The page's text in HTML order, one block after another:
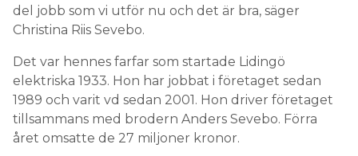
del jobb som vi utför nu och det är bra, säger
Christina Riis Sevebo.
Det var hennes farfar som startade Lidingö
elektriska 1933. Hon har jobbat i företaget sedan
1989 och varit vd sedan 2001. Hon driver företaget
tillsammans med brodern Anders Sevebo. Förra
året omsatte de 27 miljoner kronor.